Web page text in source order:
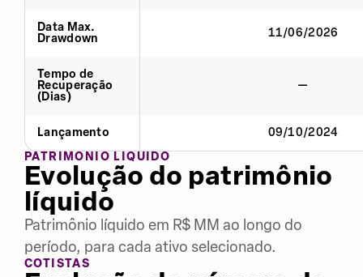
Data Max.
Drawdown
11/06/2026
Tempo de
Recuperação
(Dias)
—
Lançamento
09/10/2024
PATRIMÔNIO LÍQUIDO
Evolução do patrimônio
líquido
Patrimônio líquido em R$ MM ao longo do
período, para cada ativo selecionado.
COTISTAS